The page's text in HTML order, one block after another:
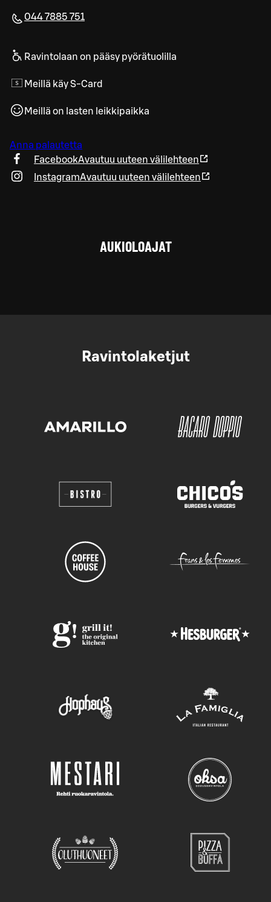
044 7885 751
Ravintolaan on pääsy pyörätuolilla
Meillä käy S-Card
Meillä on lasten leikkipaikka
Anna palautetta
FacebookAvautuu uuteen välilehteen
InstagramAvautuu uuteen välilehteen
AUKIOLOAJAT
Ravintolaketjut